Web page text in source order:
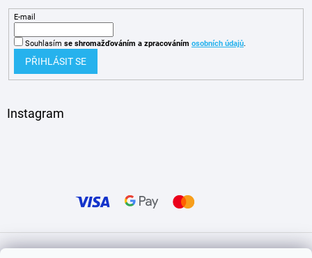
E-mail
Souhlasím se shromažďováním a zpracováním osobních údajů.
PŘIHLÁSIT SE
Instagram